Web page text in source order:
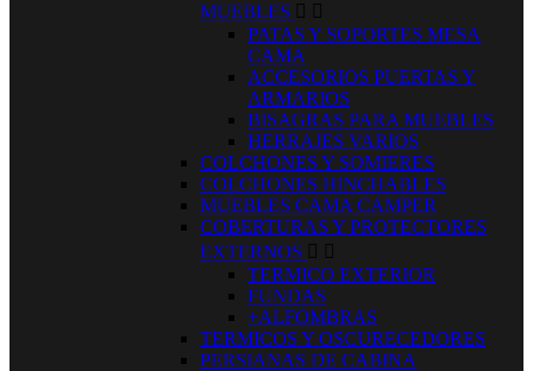
MUEBLES  
PATAS Y SOPORTES MESA
CAMA
ACCESORIOS PUERTAS Y
ARMARIOS
BISAGRAS PARA MUEBLES
HERRAJES VARIOS
COLCHONES Y SOMIERES
COLCHONES HINCHABLES
MUEBLES CAMA CAMPER
COBERTURAS Y PROTECTORES
EXTERNOS  
TERMICO EXTERIOR
FUNDAS
+ALFOMBRAS
TERMICOS Y OSCURECEDORES
PERSIANAS DE CABINA